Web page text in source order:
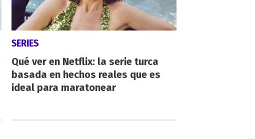
SERIES
Qué ver en Netflix: la serie turca
basada en hechos reales que es
ideal para maratonear